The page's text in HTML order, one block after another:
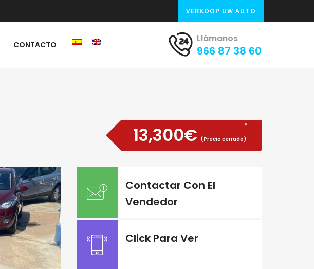
VERKOOP UW AUTO
CONTACTO
Llámanos
966 87 38 60
13,300€ (Precio cerrado)
Contactar Con El
Vendedor
Click Para Ver